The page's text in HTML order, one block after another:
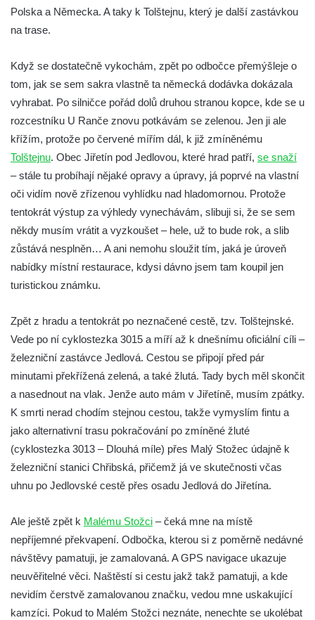
Trasa 18 – Česká Kamenice – Kamenický
Šenov – Prácheň
Srbská Kamenice – Všemily – Jetřichovice (
– Kunratice – Česká Kamenice)
Trasa 20 – Jiřetín pod Jedlovou – Jedlová –
Tolštejn
Trasa 22 – Lobendava – Severní – Nordkap
– Třípanský kámen – hraniční přechod
Lipová / Sohland – Lipová
Na Pravčárnu
Polska a Německa. A taky k Tolštejnu, který je další zastávkou
na trase.
Když se dostatečně vykochám, zpět po odbočce přemýšleje o
tom, jak se sem sakra vlastně ta německá dodávka dokázala
vyhrabat. Po silničce pořád dolů druhou stranou kopce, kde se u
rozcestníku U Ranče znovu potkávám se zelenou. Jen ji ale
křížím, protože po červené mířím dál, k již zmíněnému
Tolštejnu. Obec Jiřetín pod Jedlovou, které hrad patří, se snaží
– stále tu probíhají nějaké opravy a úpravy, já poprvé na vlastní
oči vidím nově zřízenou vyhlídku nad hladomornou. Protože
tentokrát výstup za výhledy vynechávám, slibuji si, že se sem
někdy musím vrátit a vyzkoušet – hele, už to bude rok, a slib
zůstává nesplněn… A ani nemohu sloužit tím, jaká je úroveň
nabídky místní restaurace, kdysi dávno jsem tam koupil jen
turistickou známku.
Zpět z hradu a tentokrát po neznačené cestě, tzv. Tolštejnské.
Vede po ní cyklostezka 3015 a míří až k dnešnímu oficiální cíli –
železniční zastávce Jedlová. Cestou se připojí před pár
minutami překřížená zelená, a také žlutá. Tady bych měl skončit
a nasednout na vlak. Jenže auto mám v Jiřetíně, musím zpátky.
K smrti nerad chodím stejnou cestou, takže vymyslím fintu a
jako alternativní trasu pokračování po zmíněné žluté
(cyklostezka 3013 – Dlouhá míle) přes Malý Stožec údajně k
železniční stanici Chřibská, přičemž já ve skutečnosti včas
uhnu po Jedlovské cestě přes osadu Jedlová do Jiřetína.
Ale ještě zpět k Malému Stožci – čeká mne na místě
nepříjemné překvapení. Odbočka, kterou si z poměrně nedávné
návštěvy pamatuji, je zamalovaná. A GPS navigace ukazuje
neuvěřitelné věci. Naštěstí si cestu jakž takž pamatuji, a kde
nevidím čerstvě zamalovanou značku, vedou mne uskakující
kamzíci. Pokud to Malém Stožci neznáte, nenechte se ukolébat